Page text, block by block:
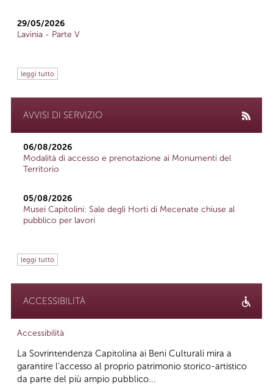
29/05/2026
Lavinia - Parte V
leggi tutto
AVVISI DI SERVIZIO
06/08/2026
Modalità di accesso e prenotazione ai Monumenti del
Territorio
05/08/2026
Musei Capitolini: Sale degli Horti di Mecenate chiuse al
pubblico per lavori
leggi tutto
ACCESSIBILITÀ
Accessibilità
La Sovrintendenza Capitolina ai Beni Culturali mira a
garantire l’accesso al proprio patrimonio storico-artistico
da parte del più ampio pubblico...